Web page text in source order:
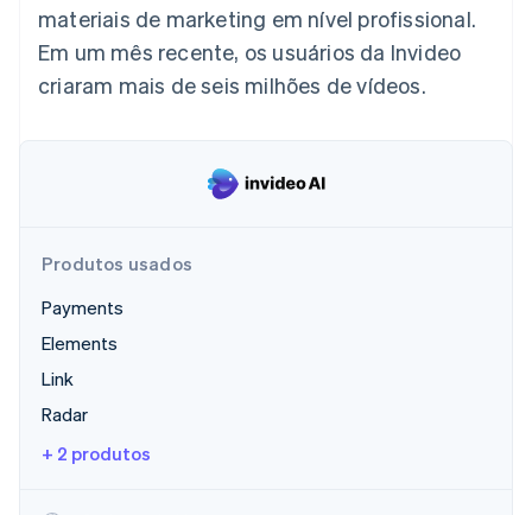
Radar
Prevenção de fraudes
Atlas
Incorporação de startups
Climate
Stripe Sessions 2026
Ecossistema
Parceiros
Stripe App Marketplace
materiais de marketing em nível profissional.
Em um mês recente, os usuários da Invideo
criaram mais de seis milhões de vídeos.
Produtos usados
Payments
Elements
Link
Radar
+ 2 produtos